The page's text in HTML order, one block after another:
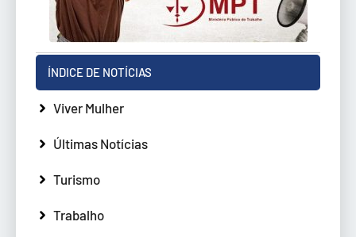
ÍNDICE DE NOTÍCIAS
Viver Mulher
Últimas Notícias
Turismo
Trabalho